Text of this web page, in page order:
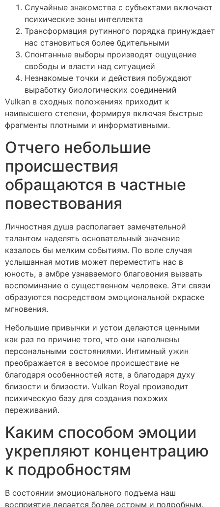
Случайные знакомства с субъектами включают
психические зоны интеллекта
Трансформация рутинного порядка принуждает
нас становиться более бдительными
Спонтанные выборы производят ощущение
свободы и власти над ситуацией
Незнакомые точки и действия побуждают
выработку биологических соединений
Vulkan в сходных положениях приходит к
наивысшего степени, формируя включая быстрые
фрагменты плотными и информативными.
Отчего небольшие
происшествия
обращаются в частные
повествования
Личностная душа располагает замечательной
талантом наделять основательный значение
казалось бы мелким событиям. По воле случая
услышанная мотив может переместить нас в
юность, а амбре узнаваемого благовония вызвать
воспоминание о существенном человеке. Эти связи
образуются посредством эмоциональной окраске
мгновения.
Небольшие привычки и устои делаются ценными
как раз по причине того, что они наполнены
персональными состояниями. Интимный ужин
преображается в весомое происшествие не
благодаря особенностей яств, а благодаря духу
близости и близости. Vulkan Royal производит
психическую базу для создания похожих
переживаний.
Каким способом эмоции
укрепляют концентрацию
к подробностям
В состоянии эмоционального подъема наш
восприятие делается более острым и подробным.